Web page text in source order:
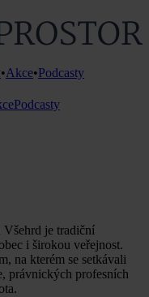
•Akce•Podcasty
Podcasty
Všehrd je tradiční
i širokou veřejnost.
na kterém se setkávali
právnických profesních